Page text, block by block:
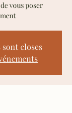
vous poser
closes